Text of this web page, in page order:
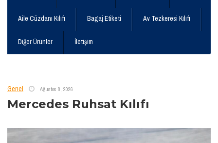
Aile Cüzdanı Kılıfı Bagaj Etiketi Av Tezkeresi Kılıfı
Diğer Ürünler İletişim
Genel Ağustos 8, 2026
Mercedes Ruhsat Kılıfı